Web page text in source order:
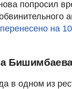
попросил
на
Бишимбаева
в одном из